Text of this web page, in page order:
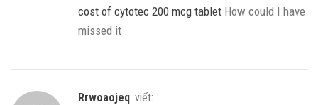
cost of cytotec 200 mcg tablet How could I have
missed it
rrwoaojeq viết: